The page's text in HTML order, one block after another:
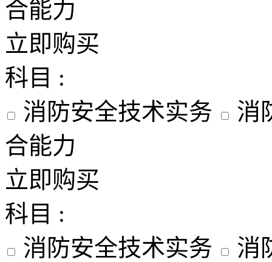
合能力
立即购买
科目 :
消防安全技术实务
消
合能力
立即购买
科目 :
消防安全技术实务
消